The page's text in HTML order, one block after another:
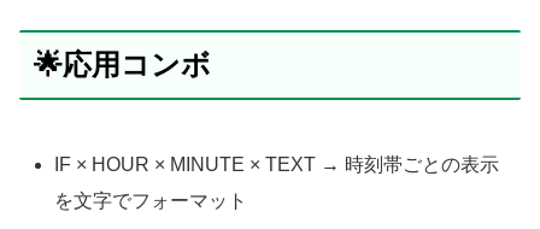
🌟応用コンボ
IF × HOUR × MINUTE × TEXT → 時刻帯ごとの表示
を文字でフォーマット